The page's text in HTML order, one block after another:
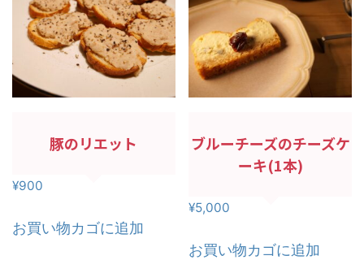
豚のリエット
¥900
お買い物カゴに追加
ブルーチーズのチーズケ
ーキ(1本)
¥5,000
お買い物カゴに追加